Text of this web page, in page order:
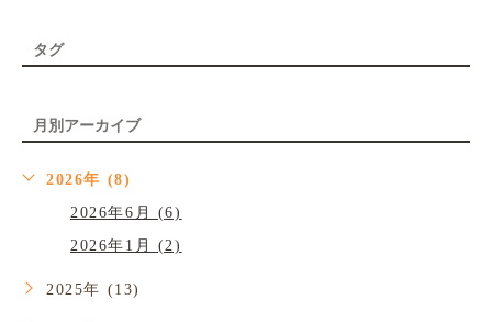
タグ
月別アーカイブ
2026年 (8)
2026年6月 (6)
2026年1月 (2)
2025年 (13)